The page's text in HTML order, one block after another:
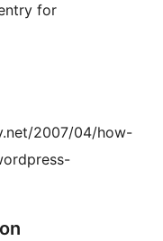
for
2007/04/how-